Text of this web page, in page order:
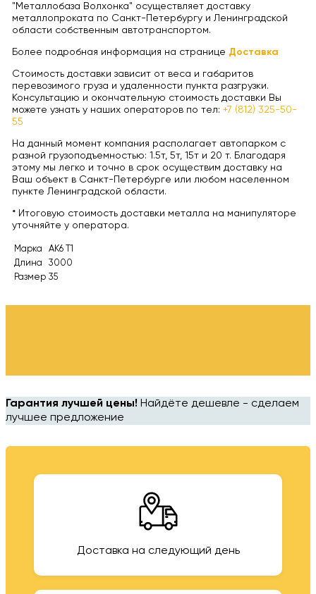
"Металлобаза Волхонка" осуществляет доставку
металлопроката по Санкт-Петербургу и Ленинградской
области собственным автотранспортом.
Более подробная информация на странице Доставка
Стоимость доставки зависит от веса и габаритов
перевозимого груза и удаленности пункта разгрузки.
Консультацию и окончательную стоимость доставки Вы
можете узнать у наших операторов по тел: +7 (812) 325-50-
55
На данный момент компания располагает автопарком с
разной грузоподъемностью: 1.5т, 5т, 15т и 20 т. Благодаря
этому мы легко и точно в срок осуществим доставку на
Ваш объект в Санкт-Петербурге или любом населенном
пункте Ленинградской области.
* Итоговую стоимость доставки металла на манипуляторе
уточняйте у оператора.
Марка
АК6 Т1
Длина
3000
Размер 35
Гарантия лучшей цены! Найдёте дешевле - сделаем
лучшее предложение
Доставка на следующий день